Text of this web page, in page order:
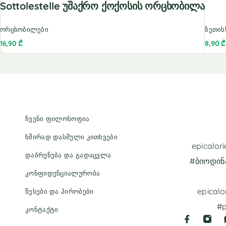
Sottolestelle Უშაქრო Ქოქოსის Ორცხობილა
ორცხობილები
16,90₾ 8,90₾
ჩვენი ფილოსოფია
ხშირად დასმული კითხვები
დაბრუნება და გადაცვლა
კონფიდენციალურობა
წესები და პირობები
კონტაქტი